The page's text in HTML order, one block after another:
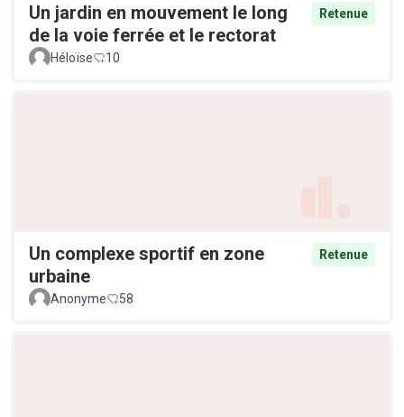
Un jardin en mouvement le long
de la voie ferrée et le rectorat
Retenue
Héloïse 10
Un complexe sportif en zone
urbaine
Retenue
Anonyme 58